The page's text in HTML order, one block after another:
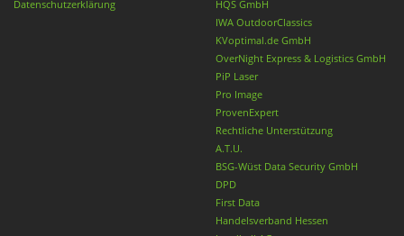
Datenschutzerklärung
HQS GmbH
IWA OutdoorClassics
KVoptimal.de GmbH
OverNight Express & Logistics GmbH
PiP Laser
Pro Image
ProvenExpert
Rechtliche Unterstützung
A.T.U.
BSG-Wüst Data Security GmbH
DPD
First Data
Handelsverband Hessen